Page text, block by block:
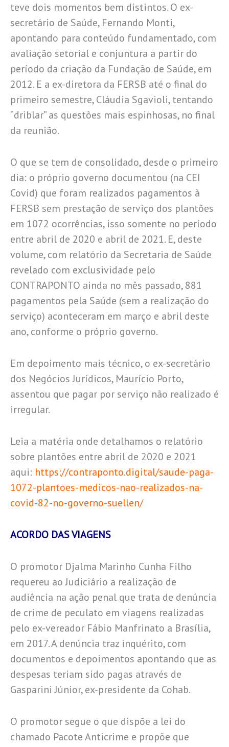
teve dois momentos bem distintos. O ex-
secretário de Saúde, Fernando Monti,
apontando para conteúdo fundamentado, com
avaliação setorial e conjuntura a partir do
período da criação da Fundação de Saúde, em
2012. E a ex-diretora da FERSB até o final do
primeiro semestre, Cláudia Sgavioli, tentando
“driblar” as questões mais espinhosas, no final
da reunião.
O que se tem de consolidado, desde o primeiro
dia: o próprio governo documentou (na CEI
Covid) que foram realizados pagamentos à
FERSB sem prestação de serviço dos plantões
em 1072 ocorrências, isso somente no período
entre abril de 2020 e abril de 2021. E, deste
volume, com relatório da Secretaria de Saúde
revelado com exclusividade pelo
CONTRAPONTO ainda no mês passado, 881
pagamentos pela Saúde (sem a realização do
serviço) aconteceram em março e abril deste
ano, conforme o próprio governo.
Em depoimento mais técnico, o ex-secretário
dos Negócios Jurídicos, Maurício Porto,
assentou que pagar por serviço não realizado é
irregular.
Leia a matéria onde detalhamos o relatório
sobre plantões entre abril de 2020 e 2021
aqui: https://contraponto.digital/saude-paga-
1072-plantoes-medicos-nao-realizados-na-
covid-82-no-governo-suellen/
ACORDO DAS VIAGENS
O promotor Djalma Marinho Cunha Filho
requereu ao Judiciário a realização de
audiência na ação penal que trata de denúncia
de crime de peculato em viagens realizadas
pelo ex-vereador Fábio Manfrinato a Brasília,
em 2017. A denúncia traz inquérito, com
documentos e depoimentos apontando que as
despesas teriam sido pagas através de
Gasparini Júnior, ex-presidente da Cohab.
O promotor segue o que dispõe a lei do
chamado Pacote Anticrime e propõe que